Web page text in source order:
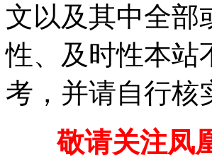
文以及其中全部
性、及时性本站
考，并请自行核
敬请关注凤